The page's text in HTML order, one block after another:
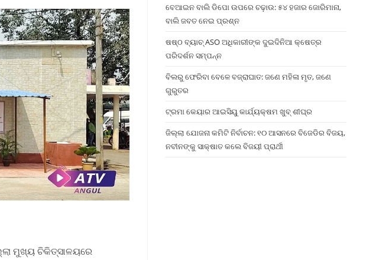
ମୁଖ୍ୟ ଚିକିତ୍ସାଳୟରେ
ବେଆଇନ ବାଲି ଡିପୋ ଉପରେ ଚଢ଼ାଉ: ୫୪ ହଜାର ଜୋରିମାନା,
ବାଲି ଜବତ ନେଇ ପ୍ରଶ୍ନ
ଷଷ୍ଠ ବ୍ୟାଚ୍‌ ASO ଅଧିକାରୀଙ୍କ ଦୁଇଦିନିଆ କ୍ଷେତ୍ର
ପରିଦର୍ଶନ ସମ୍ପନ୍ନ
ବିଲରୁ ଫେରିବା ବେଳେ ବଜ୍ରାଘାତ: ଜଣେ ମହିଳା ମୃତ, ଜଣେ
ଗୁରୁତର
ଟ୍ରମା କେୟାର ଆଇସିୟୁ କାର୍ଯ୍ୟକ୍ଷମ ଖୁବ୍ ଶୀଘ୍ର
ଜିଲ୍ଲା ଯୋଜନା କମିଟି ନିର୍ବାଚନ: ୧୦ ଆସନରେ ବିଜେଡିର ବିଜୟ,
ନବୀନଙ୍କୁ ସାକ୍ଷାତ କଲେ ବିଜୟୀ ପ୍ରାର୍ଥୀ